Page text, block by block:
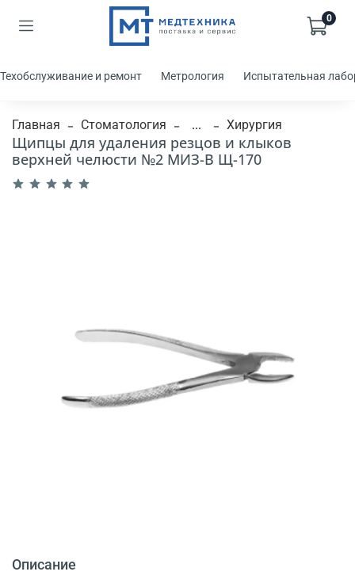
0
Техобслуживание и ремонт Метрология Испытательная
Главная Стоматология ... Хирургия
Щипцы для удаления резцов и клыков
верхней челюсти №2 МИЗ-В Щ-170
Описание